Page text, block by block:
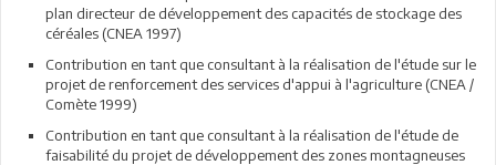
plan directeur de développement des capacités de stockage des
céréales (CNEA 1997)
Contribution en tant que consultant à la réalisation de l'étude sur le
projet de renforcement des services d'appui à l'agriculture (CNEA /
Comète 1999)
Contribution en tant que consultant à la réalisation de l'étude de
faisabilité du projet de développement des zones montagneuses